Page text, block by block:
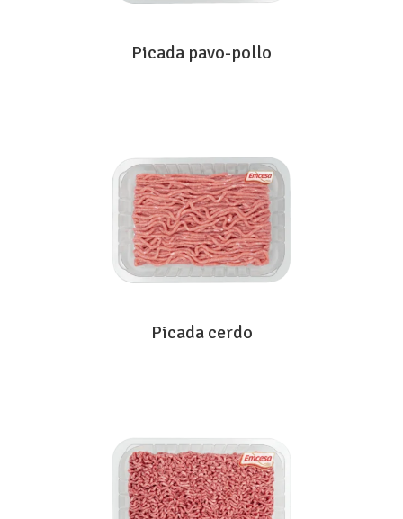
Picada pavo-pollo
Picada cerdo